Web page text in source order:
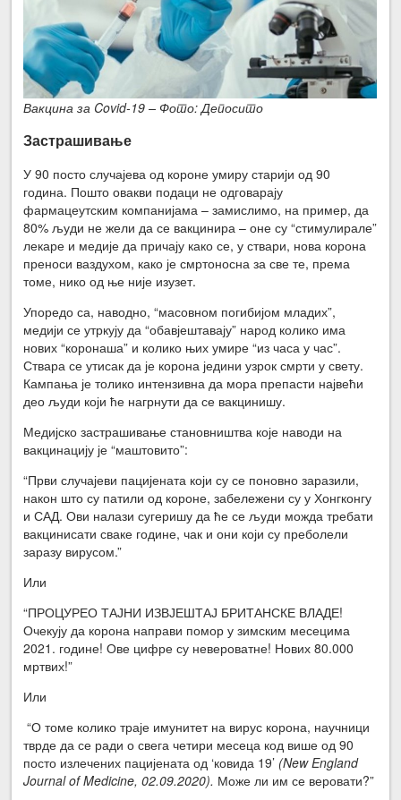
Вакцина за Covid-19 – Фото: Депосито
Застрашивање
У 90 посто случајева од короне умиру старији од 90
година. Пошто овакви подаци не одговарају
фармацеутским компанијама – замислимо, на пример, да
80% људи не жели да се вакцинира – оне су “стимулирале”
лекаре и медије да причају како се, у ствари, нова корона
преноси ваздухом, како је смртоносна за све те, према
томе, нико од ње није изузет.
Упоредо са, наводно, “масовном погибијом младих”,
медији се утркују да “обавјештавају” народ колико има
нових “коронаша” и колико њих умире “из часа у час”.
Ствара се утисак да је корона једини узрок смрти у свету.
Кампања је толико интензивна да мора препасти највећи
део људи који ће нагрнути да се вакцинишу.
Медијско застрашивање становништва које наводи на
вакцинацију је “маштовито”:
“Први случајеви пацијената који су се поновно заразили,
након што су патили од короне, забележени су у Хонгконгу
и САД. Ови налази сугеришу да ће се људи можда требати
вакцинисати сваке године, чак и они који су преболели
заразу вирусом.”
Или
“ПРОЦУРЕО ТАЈНИ ИЗВЈЕШТАЈ БРИТАНСКЕ ВЛАДЕ!
Очекују да корона направи помор у зимским месецима
2021. године! Ове цифре су невероватне! Нових 80.000
мртвих!”
Или
“О томе колико траје имунитет на вирус корона, научници
тврде да се ради о свега четири месеца код више од 90
посто излечених пацијената од ‘ковида 19’ (New England
Journal of Medicine, 02.09.2020). Може ли им се веровати?”